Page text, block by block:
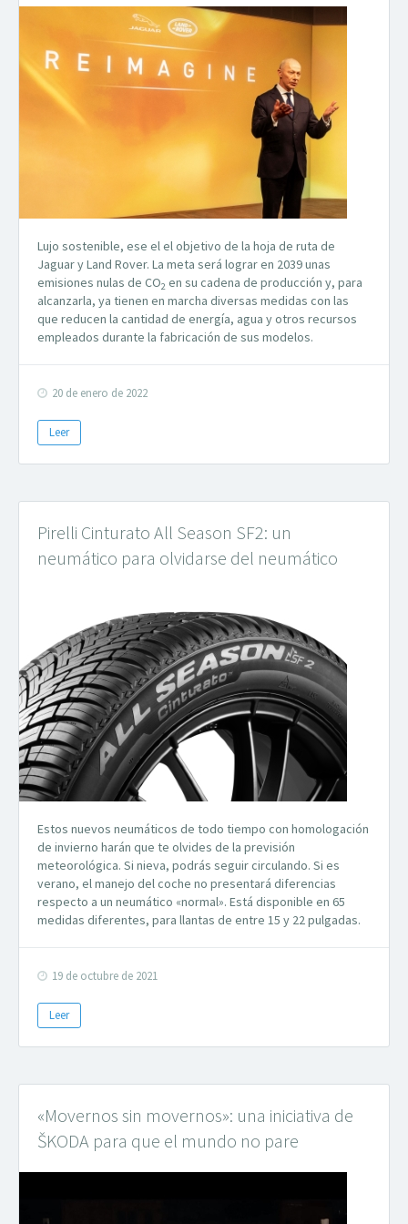
Lujo sostenible, ese el el objetivo de la hoja de ruta de
Jaguar y Land Rover. La meta será lograr en 2039 unas
emisiones nulas de CO2 en su cadena de producción y, para
alcanzarla, ya tienen en marcha diversas medidas con las
que reducen la cantidad de energía, agua y otros recursos
empleados durante la fabricación de sus modelos.
20 de enero de 2022
Leer
Pirelli Cinturato All Season SF2: un
neumático para olvidarse del neumático
Estos nuevos neumáticos de todo tiempo con homologación
de invierno harán que te olvides de la previsión
meteorológica. Si nieva, podrás seguir circulando. Si es
verano, el manejo del coche no presentará diferencias
respecto a un neumático «normal». Está disponible en 65
medidas diferentes, para llantas de entre 15 y 22 pulgadas.
19 de octubre de 2021
Leer
«Movernos sin movernos»: una iniciativa de
ŠKODA para que el mundo no pare